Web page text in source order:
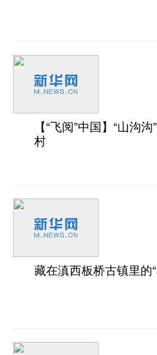
【“飞阅”中国】“山沟
村
藏在滇西板桥古镇里的